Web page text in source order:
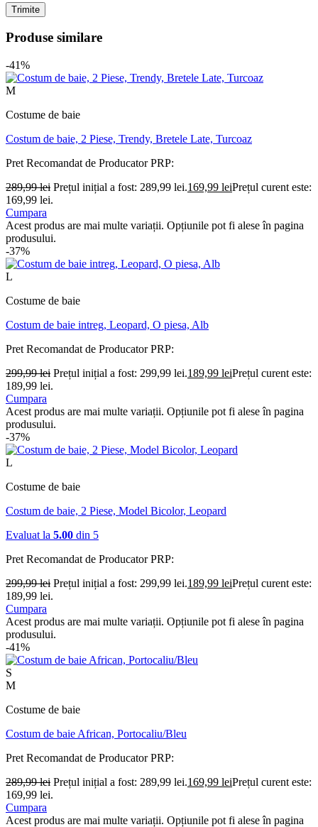
Produse similare
-41%
M
Costume de baie
Costum de baie, 2 Piese, Trendy, Bretele Late, Turcoaz
Pret Recomandat de ProducatorPRP:
289,99lei Prețul inițial a fost: 289,99 lei.169,99 leiPrețul curent este:
169,99 lei.
Cumpara
Acest produs are mai multe variații. Opțiunile pot fi alese în pagina
produsului.
-37%
L
Costume de baie
Costum de baie intreg, Leopard, O piesa, Alb
Pret Recomandat de ProducatorPRP:
299,99lei Prețul inițial a fost: 299,99 lei.189,99 leiPrețul curent este:
189,99 lei.
Cumpara
Acest produs are mai multe variații. Opțiunile pot fi alese în pagina
produsului.
-37%
L
Costume de baie
Costum de baie, 2 Piese, Model Bicolor, Leopard
Evaluat la 5.00 din 5
Pret Recomandat de ProducatorPRP:
299,99lei Prețul inițial a fost: 299,99 lei.189,99 leiPrețul curent este:
189,99 lei.
Cumpara
Acest produs are mai multe variații. Opțiunile pot fi alese în pagina
produsului.
-41%
S
M
Costume de baie
Costum de baie African, Portocaliu/Bleu
Pret Recomandat de ProducatorPRP:
289,99lei Prețul inițial a fost: 289,99 lei.169,99 leiPrețul curent este:
169,99 lei.
Cumpara
Acest produs are mai multe variații. Opțiunile pot fi alese în pagina